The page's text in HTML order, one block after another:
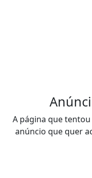
A página que
anúncio que quer